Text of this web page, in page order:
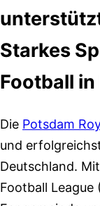
Starkes
Football
Die Potsdam
und
Deutschland.
Football League